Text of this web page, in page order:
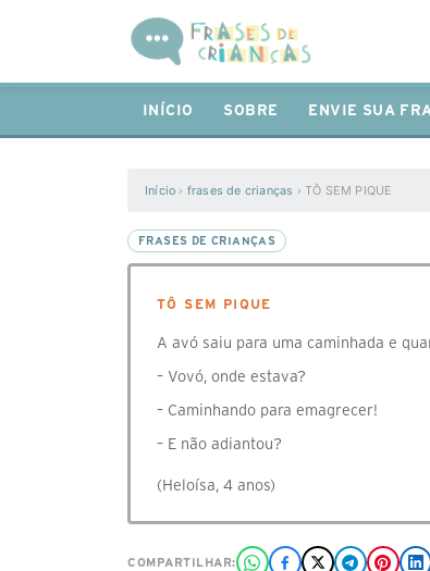
INÍCIO SOBRE ENVIE SUA
Início › frases de crianças ›TÔ SEM PIQUE
FRASES DE CRIANÇAS
TÔ SEM PIQUE
A avó saiu para uma caminhada e
– Vovó, onde estava?
– Caminhando para emagrecer!
– E não adiantou?
(Heloísa, 4 anos)
COMPARTILHAR: